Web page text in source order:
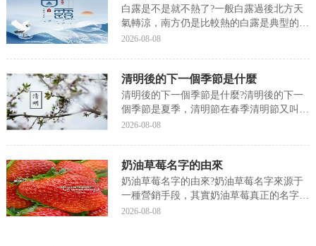
（打兩字...
白露是不是就不熱了?一般白露過後北方天
氣轉涼，南方仍是比較熱的白露是典型的夏
末秋初節氣，此時天氣漸漸轉涼，下面我們
不是就不熱了一般白露過後北方天氣轉涼，
南方仍是比較...
2026-08-08
清明後的下一個季節是什麼
清明後的下一個季節是什麼?清明後的下一
個季節是夏季，清明節在春季清明節又叫踏
青節，在仲春與暮春之交，也就是冬至後的
現在小編就來說說關于清明後的下一個季節
是什麼?下...
2026-08-08
奶油草莓名字的由來
奶油草莓名字的由來?奶油草莓名字來源于
一種營銷手段，其實奶油草莓真正的名字叫
做章姬草莓，為一種日本草莓的品種，現在
2026-08-08